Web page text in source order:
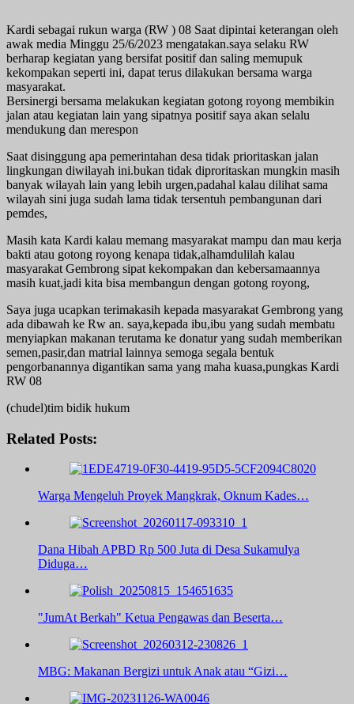
Kardi sebagai rukun warga (RW ) 08 Saat dipintai keterangan oleh
awak media Minggu 25/6/2023 mengatakan.saya selaku RW
berharap kegiatan yang bersifat positif dan saling memupuk
kekompakan seperti ini, dapat terus dilakukan bersama warga
masyarakat.
Bersinergi bersama melakukan kegiatan gotong royong membikin
jalan atau kegiatan lain yang sipatnya positif saya akan selalu
mendukung dan merespon
Saat disinggung apa pemerintahan desa tidak prioritaskan jalan
lingkungan diwilayah ini.bukan tidak diproritaskan mungkin masih
banyak wilayah lain yang lebih urgen,padahal kalau dilihat sama
wilayah sini juga sudah lama tidak tersentuh pembangunan dari
pemdes,
Masih kata Kardi kalau memang masyarakat mampu dan mau kerja
bakti atau gotong royong kenapa tidak,alhamdulilah kalau
masyarakat Gembrong sipat kekompakan dan kebersamaannya
masih kuat,jadi kita bisa membangun dengan gotong royong,
Saya juga ucapkan terimakasih kepada masyarakat Gembrong yang
ada dibawah ke Rw an. saya,kepada ibu,ibu yang sudah membatu
menyiapkan makanan terutama ke donatur yang sudah memberikan
semen,pasir,dan matrial lainnya semoga segala bentuk
pengorbanannya digantikan sama yang maha kuasa,pungkas Kardi
RW 08
(chudel)tim bidik hukum
Related Posts:
Warga Mengeluh Proyek Mangkrak, Oknum Kades…
Dana Hibah APBD Rp 500 Juta di Desa Sukamulya
Diduga…
"JumAt Berkah" Ketua Pengawas dan Beserta…
MBG: Makanan Bergizi untuk Anak atau “Gizi…